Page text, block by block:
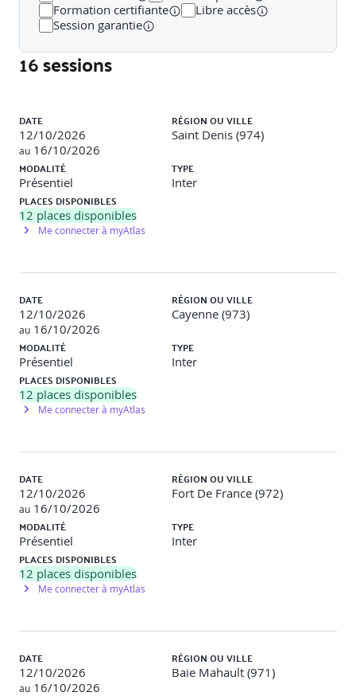
Les apports d’un IDE : Compilation automatique,
refactoring, automatisation de tâches
Java, Projet et Modules
Organisation des sources et des classes, Les modes de
compilation
Exécuter une application, Configuration des exécutions
Debugging, Point d’arrêt, inspection
Travaux pratiques
Objectifs : Savoir installer et se retrouver dans Intellij
IDEAComprendre les spécificités d’un projet Java
débugger un programme Java
Descriptif: Création d’un projet Java, Récupération de
HelloWorld.java. Visualisation des propriétés du projet,
répertoire de compilation, Version JDK. Exécution, exécution
en mode DEBUG, breakpoint
Java, les fondamentaux
Types primitifs, variables, opérateurs
Branchements conditionnels, switches, boucles
Conversions de types, tableaux
Déduction du type des variables locales avec var
Travaux pratiques
Objectifs :Prendre en main les bases de la syntaxe et en
particulier les instructions de contrôle
Formation certifiante
Libre accès
Session garantie
16 sessions
DATE
12/10/2026
au 16/10/2026
RÉGION OU VILLE
Saint Denis (974)
MODALITÉ
Présentiel
TYPE
Inter
PLACES DISPONIBLES
12 places disponibles
Me connecter à myAtlas
DATE
12/10/2026
au 16/10/2026
RÉGION OU VILLE
Cayenne (973)
MODALITÉ
Présentiel
TYPE
Inter
PLACES DISPONIBLES
12 places disponibles
Me connecter à myAtlas
DATE
12/10/2026
au 16/10/2026
RÉGION OU VILLE
Fort De France (972)
MODALITÉ
Présentiel
TYPE
Inter
PLACES DISPONIBLES
12 places disponibles
Me connecter à myAtlas
DATE
12/10/2026
au 16/10/2026
RÉGION OU VILLE
Baie Mahault (971)